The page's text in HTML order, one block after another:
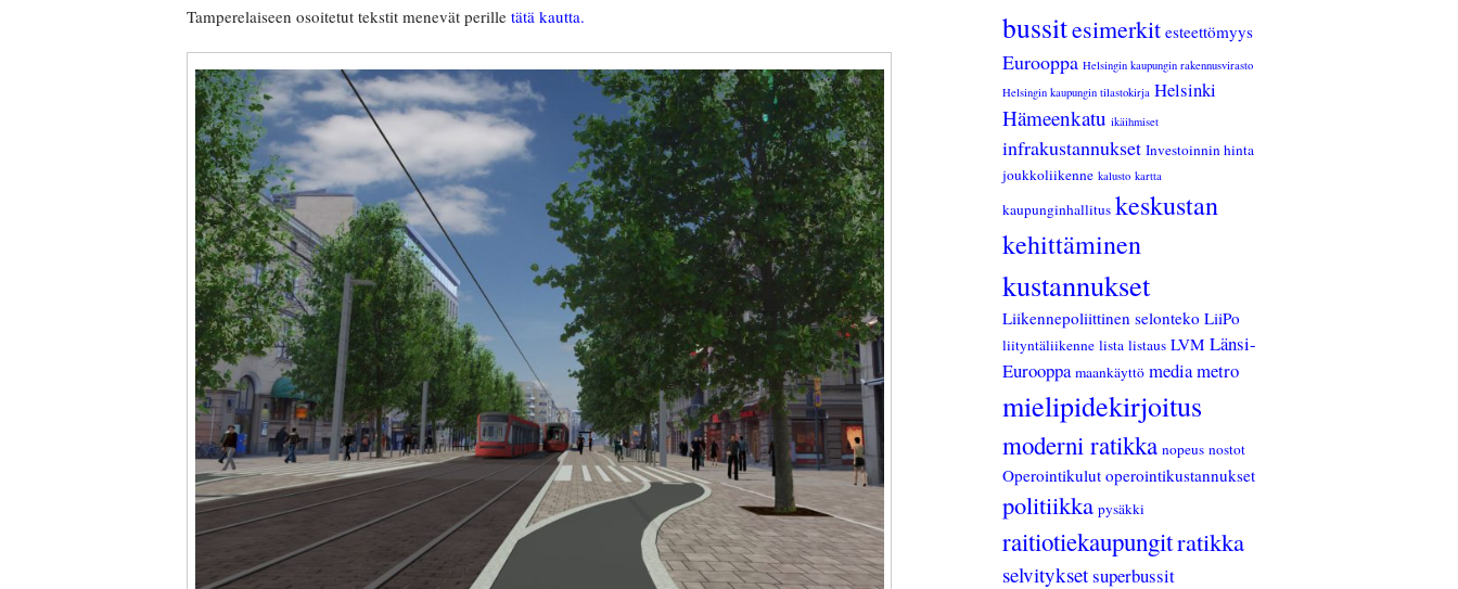
Tamperelaiseen osoitetut tekstit menevät perille tätä kautta. bussitesimerkit esteettömyys
Eurooppa Helsingin kaupungin rakennusvirasto
Helsingin kaupungin tilastokirja Helsinki
Hämeenkatu ikäihmiset
infrakustannukset Investoinnin hinta
joukkoliikenne kalusto kartta
kaupunginhallitus keskustan
kehittäminen
kustannukset
Liikennepoliittinen selonteko LiiPo
liityntäliikenne lista listaus LVM Länsi-
Eurooppa maankäyttö mediametro
mielipidekirjoitus
moderni ratikka nopeus nostot
Operointikulut operointikustannukset
politiikka pysäkki
raitiotiekaupungitratikka
selvityksetsuperbussit